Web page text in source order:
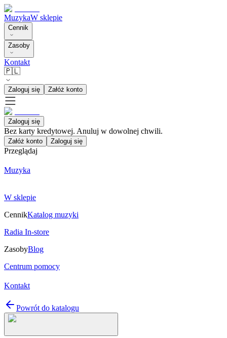
MuzykaW sklepie
Cennik
Zasoby
Kontakt
🇵🇱
Zaloguj się Załóż konto
Zaloguj się
Bez karty kredytowej. Anuluj w dowolnej chwili.
Załóż konto Zaloguj się
Przeglądaj
Muzyka
W sklepie
CennikKatalog muzyki
Radia In-store
ZasobyBlog
Centrum pomocy
Kontakt
Powrót do katalogu